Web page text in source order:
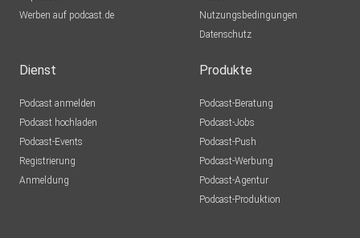
Werben auf podcast.de
Nutzungsbedingungen
Datenschutz
Dienst
Podcast anmelden
Podcast hochladen
Podcast-Events
Registrierung
Anmeldung
Produkte
Podcast-Beratung
Podcast-Jobs
Podcast-Push
Podcast-Werbung
Podcast-Agentur
Podcast-Produktion